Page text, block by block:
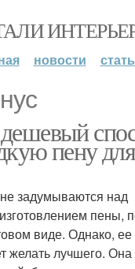
новости
пену
задумываются над
пены,
виде. Однако, ее
желать лучшего.